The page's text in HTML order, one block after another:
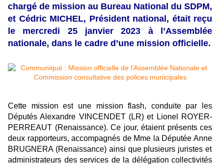
chargé de mission au Bureau National du SDPM,
et Cédric MICHEL, Président national, était reçu
le mercredi 25 janvier 2023 à l’Assemblée
nationale, dans le cadre d’une mission officielle.
Cette mission est une mission flash, conduite par les
Députés Alexandre VINCENDET (LR) et Lionel ROYER-
PERREAUT (Renaissance). Ce jour, étaient présents ces
deux rapporteurs, accompagnés de Mme la Députée Anne
BRUGNERA (Renaissance) ainsi que plusieurs juristes et
administrateurs des services de la délégation collectivités